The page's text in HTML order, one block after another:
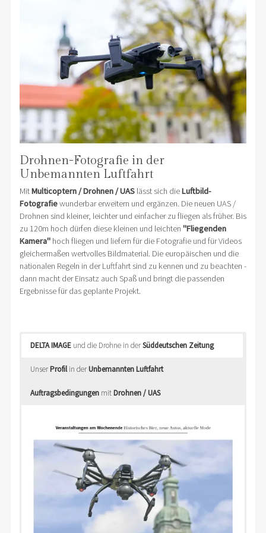
Drohnen-Fotografie in der
Unbemannten Luftfahrt
MitMulticoptern / Drohnen / UASlässt sich dieLuftbild-
Fotografiewunderbar erweitern und ergänzen. Die neuen UAS /
Drohnen sind kleiner, leichter und einfacher zu fliegen als früher. Bis
zu 120m hoch dürfen diese kleinen und leichten "Fliegenden
Kamera"hoch fliegen und liefern für die Fotografie und für Videos
gleichermaßen wertvolles Bildmaterial. Die europäischen und die
nationalen Regeln in der Luftfahrt sind zu kennen und zu beachten -
dann macht der Einsatz auch Spaß und bringt die passenden
Ergebnisse für das geplante Projekt.
DELTA IMAGEund die Drohne in derSüddeutschen Zeitung
UnserProfilin derUnbemannten Luftfahrt
AuftragsbedingungenmitDrohnen / UAS